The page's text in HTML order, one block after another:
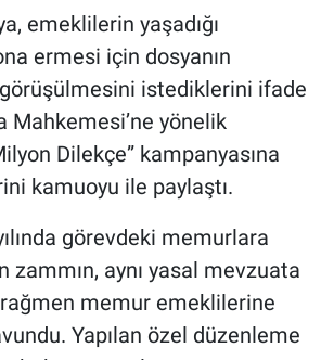
emeklilerin yaşadığı
ermesi için dosyanın
istediklerini ifade
Mahkemesi’ne yönelik
Dilekçe” kampanyasına
kamuoyu ile paylaştı.
görevdeki memurlara
zammın, aynı yasal mevzuata
memur emeklilerine
Yapılan özel düzenleme